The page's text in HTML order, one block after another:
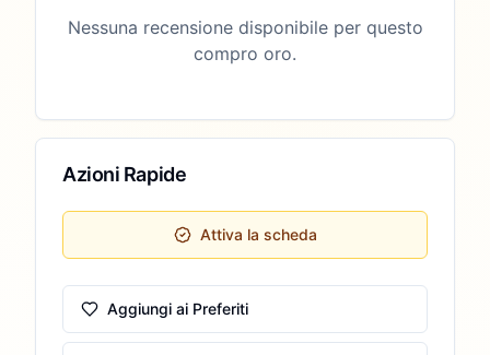
Nessuna recensione disponibile per questo
compro oro.
Azioni Rapide
Attiva la scheda
Aggiungi ai Preferiti